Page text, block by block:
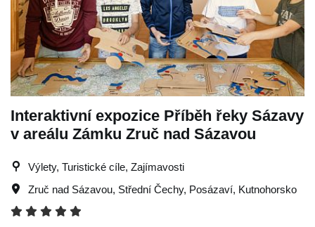
Interaktivní expozice Příběh řeky Sázavy
v areálu Zámku Zruč nad Sázavou
Výlety, Turistické cíle, Zajímavosti
Zruč nad Sázavou, Střední Čechy, Posázaví, Kutnohorsko